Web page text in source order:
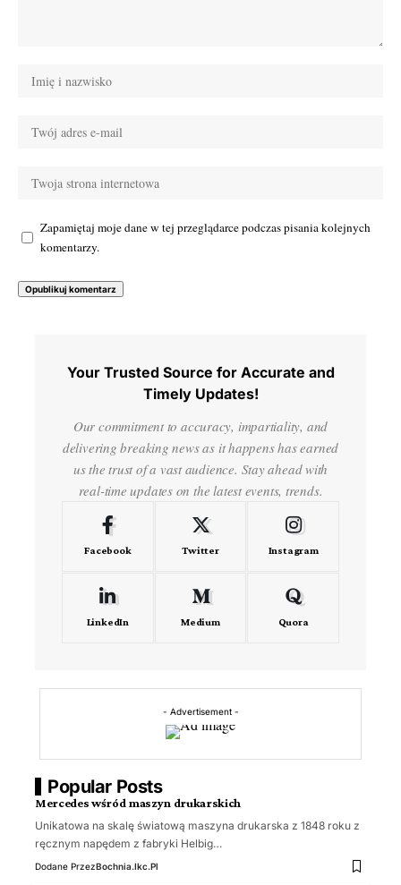
Zapamiętaj moje dane w tej przeglądarce podczas pisania kolejnych
komentarzy.
Your Trusted Source for Accurate and
Timely Updates!
Our commitment to accuracy, impartiality, and
delivering breaking news as it happens has earned
us the trust of a vast audience. Stay ahead with
real-time updates on the latest events, trends.
Facebook Twitter Instagram
LinkedIn Medium Quora
- Advertisement -
Popular Posts
Mercedes wśród maszyn drukarskich
Unikatowa na skalę światową maszyna drukarska z 1848 roku z
ręcznym napędem z fabryki Helbig…
Dodane PrzezBochnia.ikc.pl